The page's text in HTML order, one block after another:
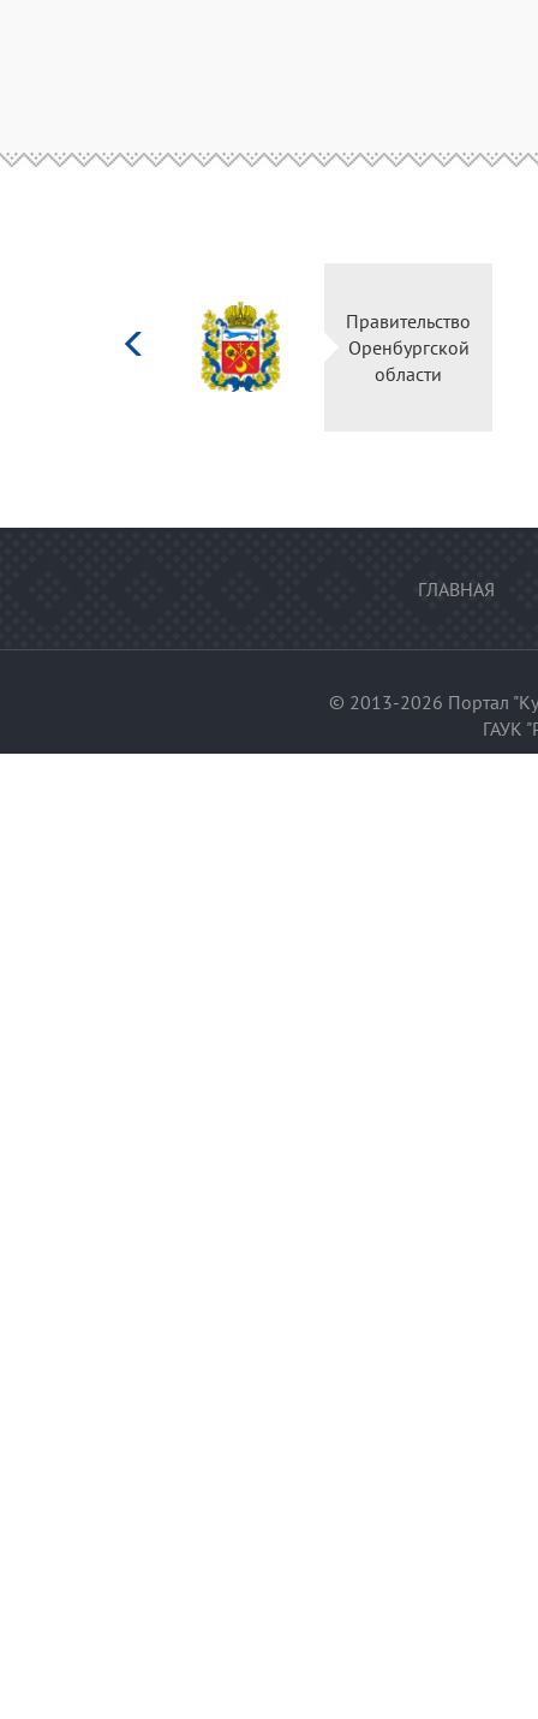
Министерство
культуры
Российской
федерации
ГЛАВНАЯ
© 2013-2026 Портал
ГАУК